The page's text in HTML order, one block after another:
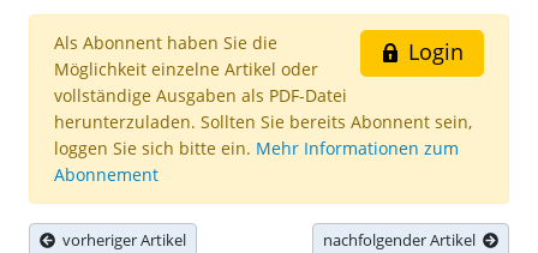
Login
Als Abonnent haben Sie die
Möglichkeit einzelne Artikel oder
vollständige Ausgaben als PDF-Datei
herunterzuladen. Sollten Sie bereits Abonnent sein,
loggen Sie sich bitte ein. Mehr Informationen zum
Abonnement
vorheriger Artikel nachfolgender Artikel